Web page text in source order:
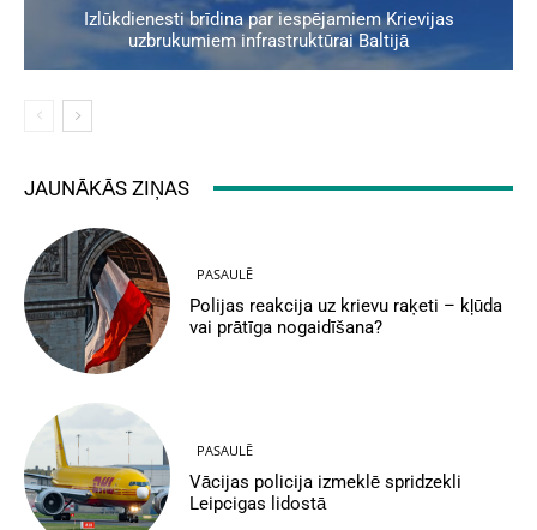
Izlūkdienesti brīdina par iespējamiem Krievijas
uzbrukumiem infrastruktūrai Baltijā
JAUNĀKĀS ZIŅAS
PASAULĒ
Polijas reakcija uz krievu raķeti – kļūda
vai prātīga nogaidīšana?
PASAULĒ
Vācijas policija izmeklē spridzekli
Leipcigas lidostā